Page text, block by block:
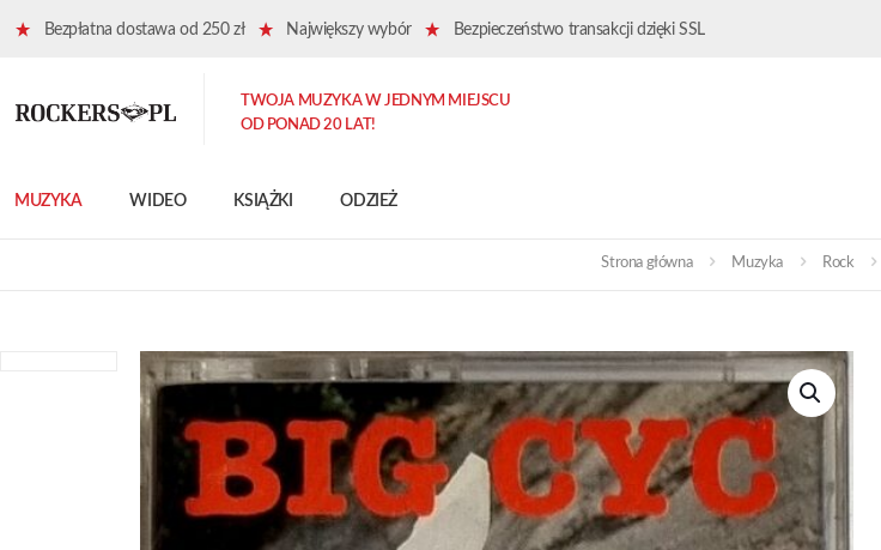
Bezpłatna dostawa od 250 zł Największy wybór Bezpieczeństwo transakcji dzięki SSL
MUZYKA WIDEO KSIĄŻKI ODZIEŻ
TWOJA MUZYKA W JEDNYM MIEJSCU
OD PONAD 20 LAT!
Strona główna Muzyka Rock